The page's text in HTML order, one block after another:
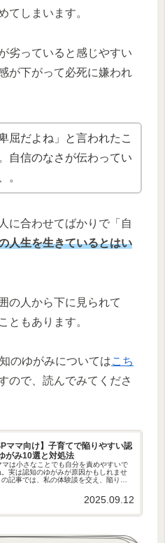
てしまいます。
劣っていると感じやすい
が下がって必死に嫌われ
屈だよね」と言われたこ
自信のなさが伝わってい
。
に合わせてばかりで「自
人生を生きているとはい
の人から下に見られて
ともあります。
のゆがみについてはこち
ので、読んでみてくださ
ママ向け】子育てで陥りやすい認
がみ10選と対処法
マは小さなことでも自分を責めやすいで
。実は認知のゆがみが原因かもしれませ
の記事では、私の体験談を交え、陥りや
ることで心が軽くなり、ありのままの自
られます。
2025.09.12